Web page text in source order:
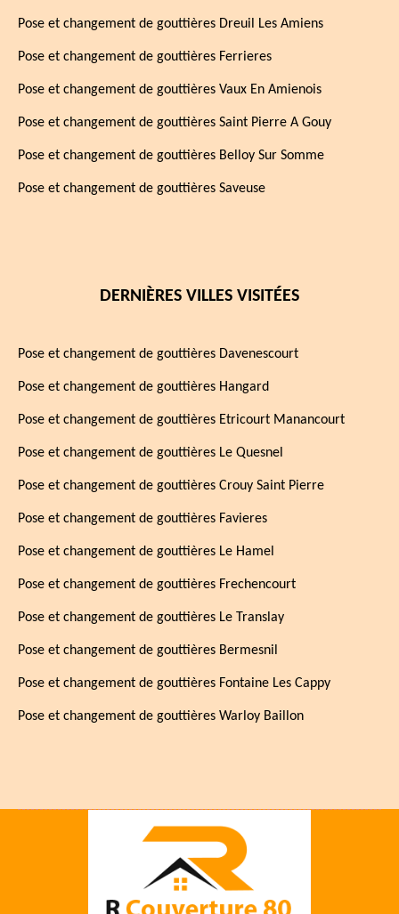
Pose et changement de gouttières Dreuil Les Amiens
Pose et changement de gouttières Ferrieres
Pose et changement de gouttières Vaux En Amienois
Pose et changement de gouttières Saint Pierre A Gouy
Pose et changement de gouttières Belloy Sur Somme
Pose et changement de gouttières Saveuse
DERNIÈRES VILLES VISITÉES
Pose et changement de gouttières Davenescourt
Pose et changement de gouttières Hangard
Pose et changement de gouttières Etricourt Manancourt
Pose et changement de gouttières Le Quesnel
Pose et changement de gouttières Crouy Saint Pierre
Pose et changement de gouttières Favieres
Pose et changement de gouttières Le Hamel
Pose et changement de gouttières Frechencourt
Pose et changement de gouttières Le Translay
Pose et changement de gouttières Bermesnil
Pose et changement de gouttières Fontaine Les Cappy
Pose et changement de gouttières Warloy Baillon